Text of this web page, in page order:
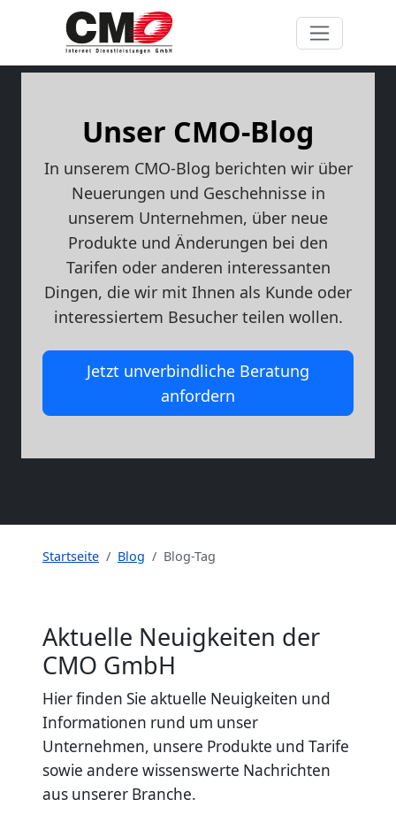
Unser CMO-Blog
In unserem CMO-Blog berichten wir über
Neuerungen und Geschehnisse in
unserem Unternehmen, über neue
Produkte und Änderungen bei den
Tarifen oder anderen interessanten
Dingen, die wir mit Ihnen als Kunde oder
interessiertem Besucher teilen wollen.
Jetzt unverbindliche Beratung
anfordern
Startseite Blog Blog-Tag
Aktuelle Neuigkeiten der
CMO GmbH
Hier finden Sie aktuelle Neuigkeiten und
Informationen rund um unser
Unternehmen, unsere Produkte und Tarife
sowie andere wissenswerte Nachrichten
aus unserer Branche.